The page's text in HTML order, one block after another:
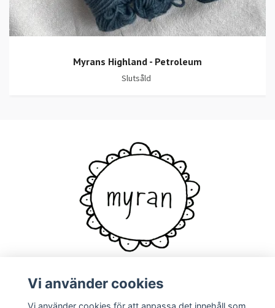
Myrans Highland - Petroleum
Slutsåld
Vi använder cookies
Vi använder cookies för att anpassa det innehåll som